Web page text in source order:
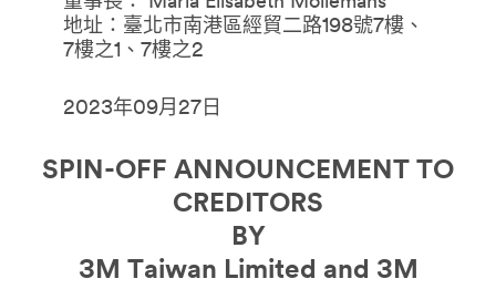
地址：臺北市南港區經貿二路198號7樓、
7樓之1、7樓之2
2023年09月27日
SPIN-OFF ANNOUNCEMENT TO
CREDITORS
BY
3M Taiwan Limited and 3M